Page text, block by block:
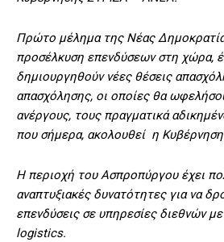
Πρώτο μέλημα της Νέας
προσέλκυση επενδύσεων στη χώρα,
δημιουργηθούν νέες θέσεις
απασχόλησης, οι οποίες θα
ανέργους, τους πραγματικά
που σήμερα, ακολουθεί η
Η περιοχή του Ασπροπύργου έχει
αναπτυξιακές δυνατότητες για να
επενδύσεις σε υπηρεσίες διεθνών
logistics.